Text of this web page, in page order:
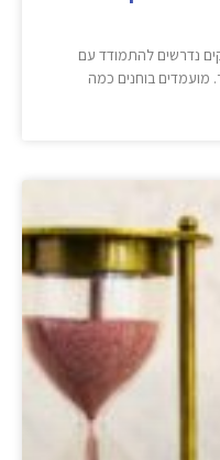
נדרשים להתמודד עם
מועמדים בוחנים כמה